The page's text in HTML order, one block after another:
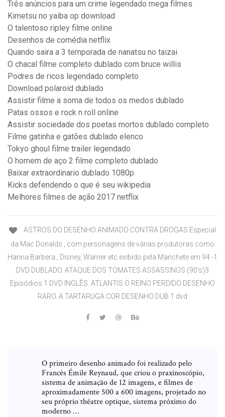
Três anúncios para um crime legendado mega filmes
Kimetsu no yaiba op download
O talentoso ripley filme online
Desenhos de comédia netflix
Quando saira a 3 temporada de nanatsu no taizai
O chacal filme completo dublado com bruce willis
Podres de ricos legendado completo
Download polaroid dublado
Assistir filme a soma de todos os medos dublado
Patas ossos e rock n roll online
Assistir sociedade dos poetas mortos dublado completo
Filme gatinha e gatões dublado elenco
Tokyo ghoul filme trailer legendado
O homem de aço 2 filme completo dublado
Baixar extraordinario dublado 1080p
Kicks defendendo o que é seu wikipedia
Melhores filmes de ação 2017 netflix
ASTROS DO DESENHO ANIMADO CONTRA DROGAS Especial
da Mac Donalds , com personagens de várias produtoras como
Hanna Barbera , Disney, Warner etc exibido pela Manchete em 94 -1
DVD DUBLADO. ATAQUE DOS TOMATES ASSASSINOS (90’s)3
Episódios 1 DVD INGLÊS. ATLANTIS O REINO PERDIDO DESENHO
RARO. A TARTARUGA COR DESENHO DUB 1 dvd
O primeiro desenho animado foi realizado pelo
Francês Émile Reynaud, que criou o praxinoscópio,
sistema de animação de 12 imagens, e filmes de
aproximadamente 500 a 600 imagens, projetado no
seu próprio théatre optique, sistema próximo do
moderno …